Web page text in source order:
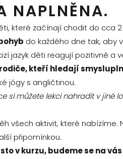
NAPLNĚNA.
které začínají chodit do cca
do každého dne tak, aby
jazyk děti reagují pozitivně a
kteří hledají
jógy s angličtinou.
si můžete lekci nahradit v jiné
všech aktivit, které
připomínkou.
v kurzu, budeme se na